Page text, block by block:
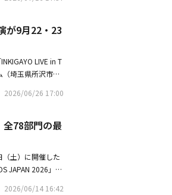
「INKIGAYO」
される「INKIGAY
本を代表する会
台に、2日間にわ
トも加わること
TXTから＆TEA
開催決定■開催概
X TOGETHER、
祝）＞Ado、IV
【チケット料
円 ・2日通し券
きます。※VIP席ア
が9月22・23
LIVE in T
埼玉県所沢市）
番組では人気アー
できないスペシャ
IVE、Ado、幾田
、KiiiKiii、
トと日本を代表
韓の音楽カルチ
げる。
2026/06/26 17:00
全78部門の最
（土）に開催した
JAPAN 2026」
2026/06/14 16:42